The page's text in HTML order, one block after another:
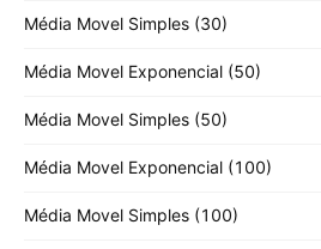
Média Movel Simples (30)
Média Movel Exponencial (50)
Média Movel Simples (50)
Média Movel Exponencial (100)
Média Movel Simples (100)